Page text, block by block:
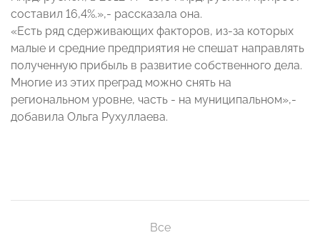
составил 16,4%.»,- рассказала она.
«Есть ряд сдерживающих факторов, из-за которых
малые и средние предприятия не спешат направлять
полученную прибыль в развитие собственного дела.
Многие из этих преград можно снять на
региональном уровне, часть - на муниципальном»,-
добавила Ольга Рухуллаева.
Все